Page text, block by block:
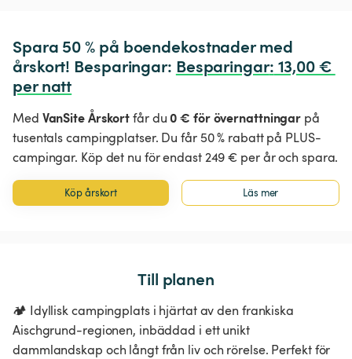
Spara 50 % på boendekostnader med
årskort! Besparingar: Besparingar: 13,00 €
per natt
Med VanSite Årskortfår du0 € för övernattningar på
tusentals campingplatser. Du får 50 % rabatt på PLUS-
campingar. Köp det nu för endast 249 € per år och spara.
Köp årskort Läs mer
Till planen
🏕️ Idyllisk campingplats i hjärtat av den frankiska
Aischgrund-regionen, inbäddad i ett unikt
dammlandskap och långt från liv och rörelse. Perfekt för